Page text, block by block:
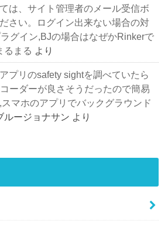
は、サイト管理者のメール受信ボ
さい。ログイン出来ない場合の対
グイン,BJの場合はなぜかRinkerで
るまる より
プリのsafety sightを調べていたら
ーダーが良さそうだったので簡易
マホのアプリでバックグラウンド
ルージョナサン より